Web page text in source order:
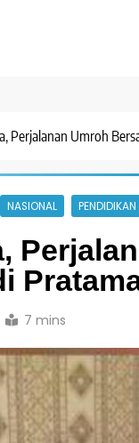
Perjalanan Umroh
NASIONAL PENDIDIKAN
7 mins